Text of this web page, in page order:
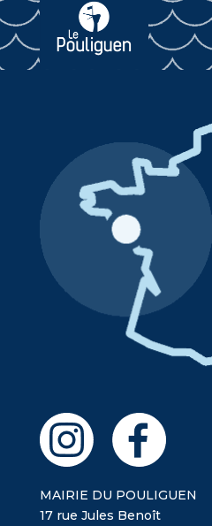
MAIRIE DU POULIGUEN
17 rue Jules Benoît